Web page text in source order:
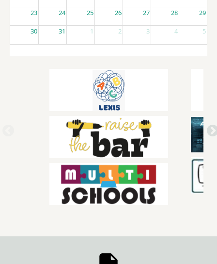
23 24 25 26 27 28 29
30 31 1 2 3 4 5